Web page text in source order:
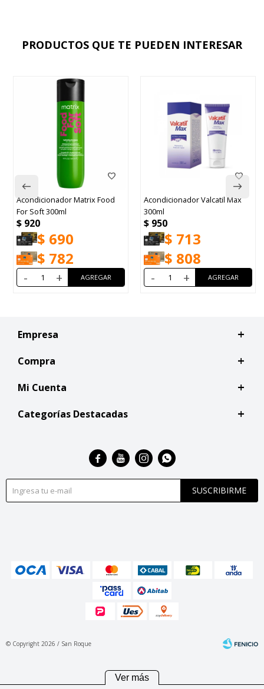
PRODUCTOS QUE TE PUEDEN INTERESAR
Acondicionador Matrix Food
For Soft 300ml
$ 920
$ 690
$ 782
- +
Acondicionador Valcatil Max
300ml
$ 950
$ 713
$ 808
- +
Empresa
Compra
Mi Cuenta
Categorías Destacadas
SUSCRIBIRME
   
© Copyright 2026 / San Roque
Ver más